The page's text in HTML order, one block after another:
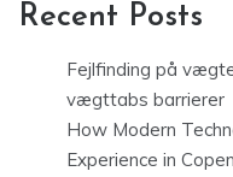
Recent Posts
Fejlfinding på
vægttabs barrierer
How Modern
Experience in